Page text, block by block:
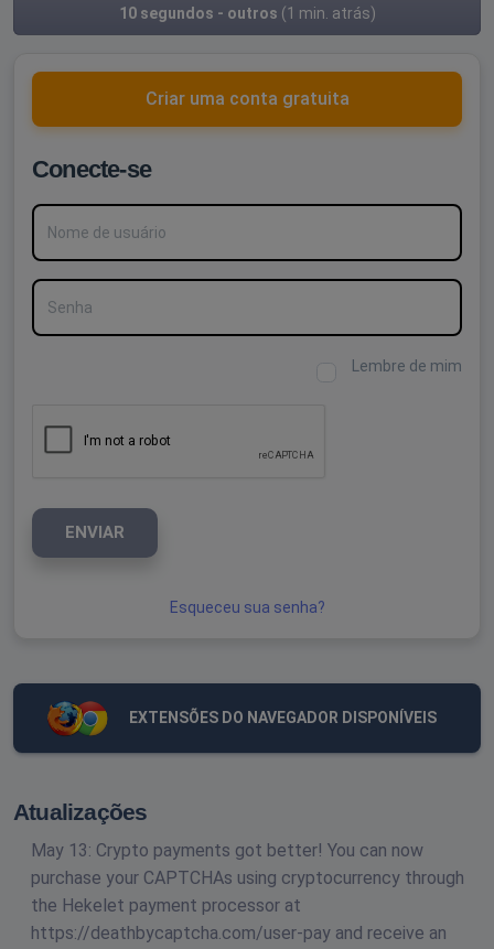
10 segundos - outros (1 min. atrás)
Criar uma conta gratuita
Conecte-se
Nome de usuário
Senha
Lembre de mim
ENVIAR
Esqueceu sua senha?
EXTENSÕES DO NAVEGADOR DISPONÍVEIS
Atualizações
May 13: Crypto payments got better! You can now
purchase your CAPTCHAs using cryptocurrency through
the Hekelet payment processor at
https://deathbycaptcha.com/user-pay and receive an